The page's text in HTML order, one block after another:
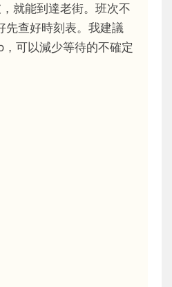
就能到達老街。班次不
先查好時刻表。我建議
可以減少等待的不確定